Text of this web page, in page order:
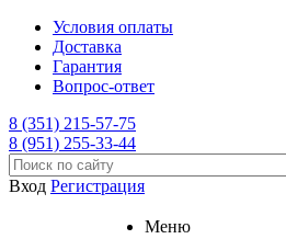
Условия оплаты
Доставка
Гарантия
Вопрос-ответ
8 (351) 215-57-75
8 (951) 255-33-44
Вход Регистрация
Меню